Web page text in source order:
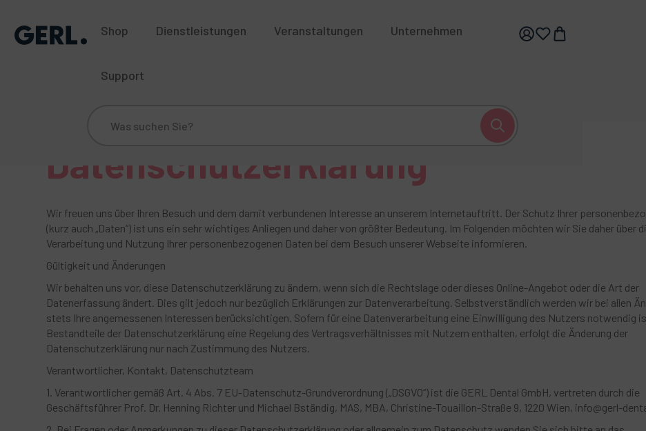
Shop Dienstleistungen Veranstaltungen Unternehmen
Support
Datenschutzerklärung
Wir freuen uns über Ihren Besuch und dem damit verbundenen Interesse an unserem Internetauftritt. Der Schutz Ihrer
(kurz auch „Daten“) ist uns ein sehr wichtiges Anliegen und daher von größter Bedeutung. Im Folgenden möchten wir Sie daher über
Verarbeitung und Nutzung Ihrer personenbezogenen Daten bei dem Besuch unserer Webseite informieren.
Gültigkeit und Änderungen
Wir behalten uns vor, diese Datenschutzerklärung zu ändern, wenn sich die Rechtslage oder dieses Online-Angebot oder die Art der
Datenerfassung ändert. Dies gilt jedoch nur bezüglich Erklärungen zur Datenverarbeitung. Selbstverständlich werden wir bei allen
stets Ihre angemessenen Interessen berücksichtigen. Sofern für eine Datenverarbeitung eine Einwilligung des Nutzers notwendig
Bestandteile der Datenschutzerklärung eine Regelung des Vertragsverhältnisses mit Nutzern enthalten, erfolgt die Änderung der
Datenschutzerklärung nur nach Zustimmung des Nutzers.
Verantwortlicher, Kontakt, Datenschutzteam
1. Verantwortlicher gemäß Art. 4 Abs. 7 EU-Datenschutz-Grundverordnung („DSGVO“) ist die GERL Dental GmbH, vertreten durch die
Geschäftsführer Prof. Dr. Henning Richter und Michael Bständig, MAS, MBA, Christine-Touaillon-Straße 9, 1220 Wien, info@gerl-